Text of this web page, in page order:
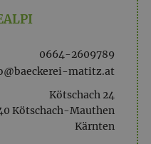
0664-2609789
matitz.at
Kötschach 24
Kötschach-Mauthen
Kärnten